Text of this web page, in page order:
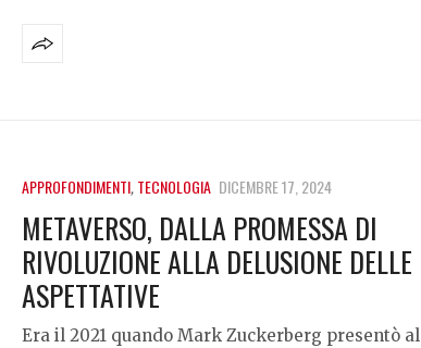
APPROFONDIMENTI,TECNOLOGIA DICEMBRE 17, 2024
METAVERSO, DALLA PROMESSA DI
RIVOLUZIONE ALLA DELUSIONE DELLE
ASPETTATIVE
Era il 2021 quando Mark Zuckerberg presentò al